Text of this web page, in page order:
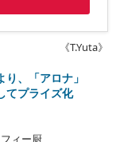
《T.Yuta》
、「アロナ」
てプライズ化